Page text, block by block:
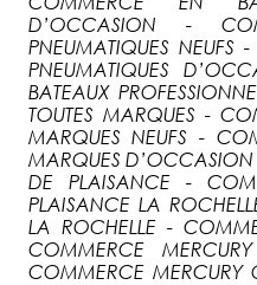
D’OCCASION -
PNEUMATIQUES
PNEUMATIQUES
BATEAUX
TOUTES MARQUES -
MARQUES NEUFS -
MARQUES
DE PLAISANCE -
PLAISANCE LA
LA ROCHELLE -
COMMERCE
COMMERCE MERCURY